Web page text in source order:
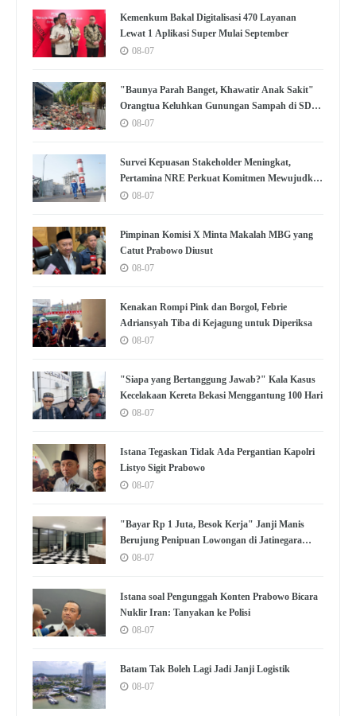
Kemenkum Bakal Digitalisasi 470 Layanan
Lewat 1 Aplikasi Super Mulai September
08-07
"Baunya Parah Banget, Khawatir Anak Sakit"
Orangtua Keluhkan Gunungan Sampah di SDN
Kedaung Kali Angke
08-07
Survei Kepuasan Stakeholder Meningkat,
Pertamina NRE Perkuat Komitmen Mewujudkan
Transisi Energi Berkelanjutan
08-07
Pimpinan Komisi X Minta Makalah MBG yang
Catut Prabowo Diusut
08-07
Kenakan Rompi Pink dan Borgol, Febrie
Adriansyah Tiba di Kejagung untuk Diperiksa
08-07
"Siapa yang Bertanggung Jawab?" Kala Kasus
Kecelakaan Kereta Bekasi Menggantung 100 Hari
08-07
Istana Tegaskan Tidak Ada Pergantian Kapolri
Listyo Sigit Prabowo
08-07
"Bayar Rp 1 Juta, Besok Kerja" Janji Manis
Berujung Penipuan Lowongan di Jatinegara
Jaktim
08-07
Istana soal Pengunggah Konten Prabowo Bicara
Nuklir Iran: Tanyakan ke Polisi
08-07
Batam Tak Boleh Lagi Jadi Janji Logistik
08-07